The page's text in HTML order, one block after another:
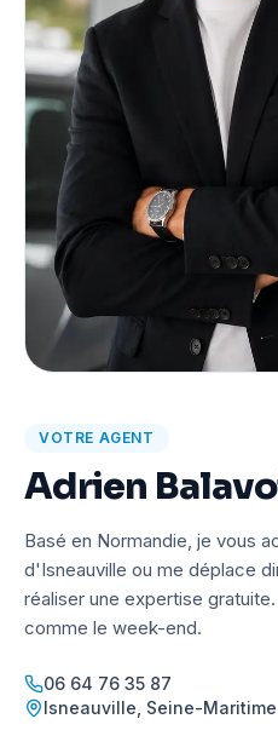
VOTRE AGENT
Adrien
Basé en Normandie, je vous
d'Isneauville ou me déplace
réaliser une expertise
comme le week-end.
06 64 76 35 87
Isneauville Seine-